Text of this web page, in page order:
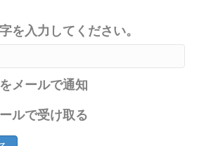
を入力してください。
メールで通知
ルで受け取る